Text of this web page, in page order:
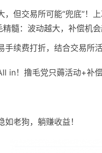
，但交易所可能“兜底”！
髓：波动越大，补偿机会
手续费打折，结合交易所
in！撸毛党只薅活动+补偿
老狗，躺赚收益！